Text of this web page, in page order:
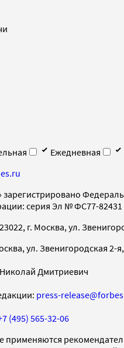
Ежедневная
зарегистрировано
серия Эл № ФС77-82431
г. Москва, ул.
ул. Звенигородская 2-
Дмитриевич
press-
(495) 565-32-06